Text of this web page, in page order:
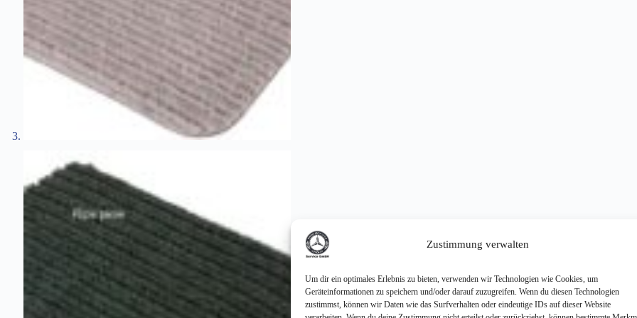
Zustimmung verwalten
Um dir ein optimales Erlebnis zu bieten, verwenden wir Technologien wie Cookies, um
Geräteinformationen zu speichern und/oder darauf zuzugreifen. Wenn du diesen Technologien
zustimmst, können wir Daten wie das Surfverhalten oder eindeutige IDs auf dieser Website